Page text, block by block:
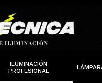
ILUMINACIÓN
PROFESIONAL
Cart